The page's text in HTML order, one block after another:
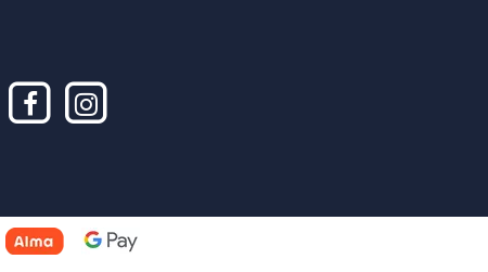
vos préférences pour contrôler la manière dont vos informations sont